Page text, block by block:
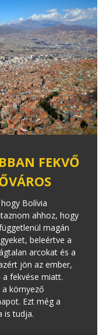
FEKVŐ
Bolívia
ahhoz, hogy
magán
beleértve a
arcokat és a
jön az ember,
fekvése miatt.
környező
Ezt még a
is tudja.